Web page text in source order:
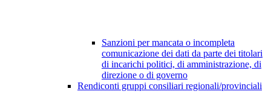
Sanzioni per mancata o incompleta
comunicazione dei dati da parte dei titolari
di incarichi politici, di amministrazione, di
direzione o di governo
Rendiconti gruppi consiliari regionali/provinciali